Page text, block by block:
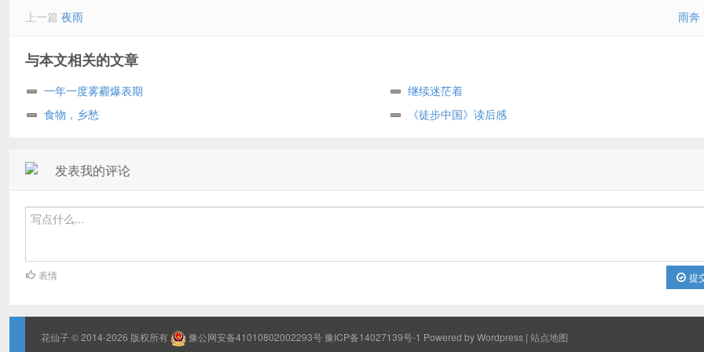
上一篇 夜雨 雨奔
与本文相关的文章
一年一度雾霾爆表期
继续迷茫着
食物，乡愁
《徒步中国》读后感
发表我的评论
提
表情
花仙子© 2014-2026 版权所有 豫公网安备41010802002293号 豫ICP备14027139号-1 Powered by Wordpress | 站点地图